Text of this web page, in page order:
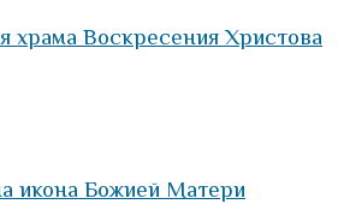
храма Воскресения Христова
икона Божией Матери